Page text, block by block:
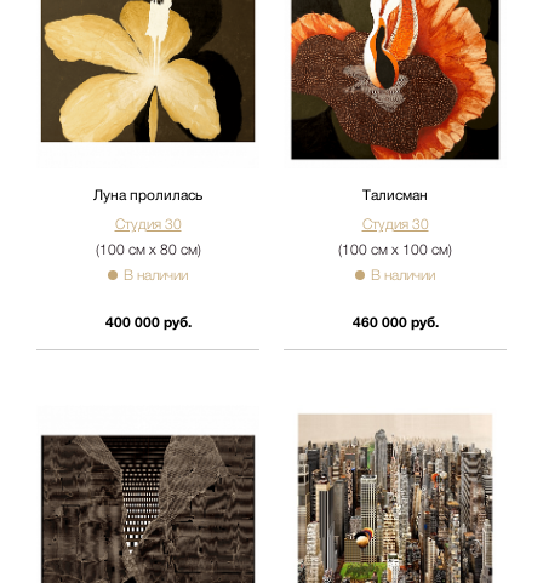
Луна пролилась
Студия 30
(100 см х 80 см)
В наличии
400 000 руб.
Талисман
Студия 30
(100 см х 100 см)
В наличии
460 000 руб.